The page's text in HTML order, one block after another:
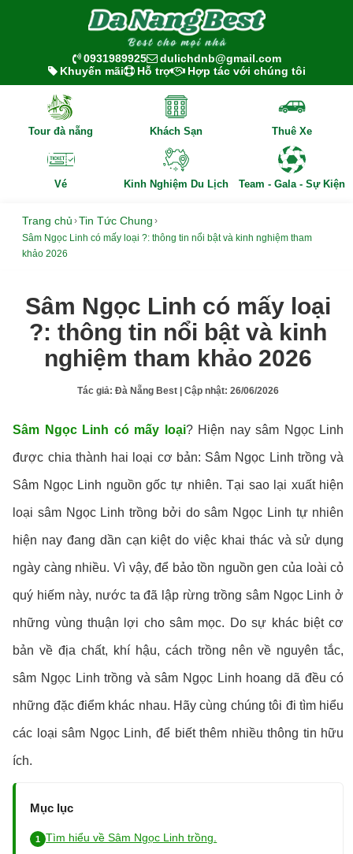
0931989925
dulichdnb@gmail.com
Khuyến mãi
Hỗ trợ Hợp tác với chúng tôi
Tour đà nẵng Khách Sạn Thuê Xe
Vé Kinh Nghiệm Du Lịch Team - Gala - Sự Kiện
Trang chủ ›Tin Tức Chung ›
Sâm Ngọc Linh có mấy loại ?: thông tin nổi bật và kinh nghiệm tham
khảo 2026
Sâm Ngọc Linh có mấy loại
?: thông tin nổi bật và kinh
nghiệm tham khảo 2026
Tác giả:Đà Nẵng Best | Cập nhật:26/06/2026
Sâm Ngọc Linh có mấy loại? Hiện nay sâm Ngọc Linh
được chia thành hai loại cơ bản: Sâm Ngọc Linh trồng và
Sâm Ngọc Linh nguồn gốc tự nhiên. Tại sao lại xuất hiện
loại sâm Ngọc Linh trồng bởi do sâm Ngọc Linh tự nhiên
hiện nay đang dần cạn kiệt do việc khai thác và sử dụng
ngày càng nhiều. Vì vậy, để bảo tồn nguồn gen của loài cỏ
quý hiếm này, nước ta đã lập rừng trồng sâm Ngọc Linh ở
những vùng thuận lợi cho sâm mọc. Do sự khác biệt cơ
bản về địa chất, khí hậu, cách trồng nên về nguyên tắc,
sâm Ngọc Linh trồng và sâm Ngọc Linh hoang dã đều có
những đặc điểm khác nhau. Hãy cùng chúng tôi đi tìm hiểu
các loại sâm Ngọc Linh, để biết thêm nhiều thông tin hữu
ích.
Mục lục
Tìm hiểu về Sâm Ngọc Linh trồng.